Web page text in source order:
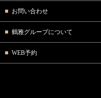
お問い合わせ
鶴雅グループについて
WEB予約